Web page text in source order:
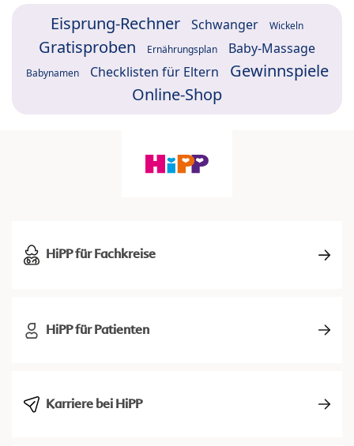
Eisprung-Rechner Schwanger Wickeln
Gratisproben Ernährungsplan Baby-Massage
Babynamen Checklisten für Eltern
Gewinnspiele
Online-Shop
HiPP für Fachkreise
HiPP für Patienten
Karriere bei HiPP